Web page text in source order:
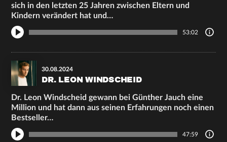
sich in den letzten 25 Jahren zwischen Eltern und
Kindern verändert hat und…
53:02
30.08.2024
DR. LEON WINDSCHEID
Dr. Leon Windscheid gewann bei Günther Jauch eine
Million und hat dann aus seinen Erfahrungen noch einen
Bestseller…
47:59